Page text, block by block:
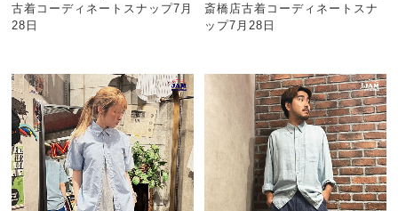
古着コーディネートスナップ7月
28日
斎橋店古着コーディネートスナ
ップ7月28日